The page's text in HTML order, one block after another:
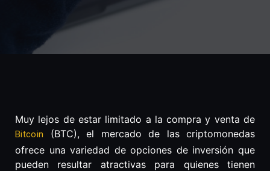
Muy lejos de estar limitado a la compra y venta de
Bitcoin
(BTC), el mercado de las criptomonedas
ofrece una variedad de opciones de inversión que
pueden resultar atractivas para quienes tienen